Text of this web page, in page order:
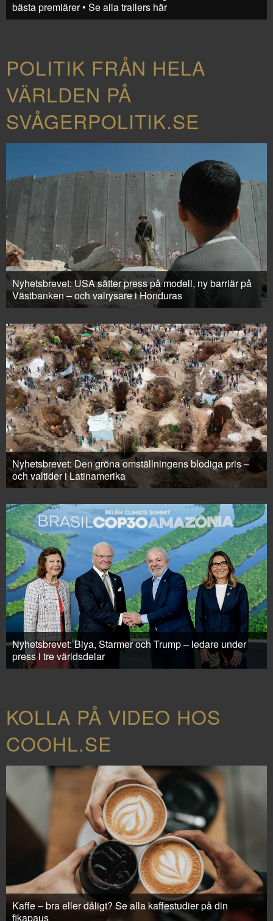
bästa premiärer • Se alla trailers här
POLITIK FRÅN HELA
VÄRLDEN PÅ
SVÅGERPOLITIK.SE
Nyhetsbrevet: USA sätter press på modell, ny barriär på
Västbanken – och valrysare i Honduras
Nyhetsbrevet: Den gröna omställningens blodiga pris –
och valtider i Latinamerika
Nyhetsbrevet: Biya, Starmer och Trump – ledare under
press i tre världsdelar
KOLLA PÅ VIDEO HOS
COOHL.SE
Kaffe – bra eller dåligt? Se alla kaffestudier på din
fikapaus